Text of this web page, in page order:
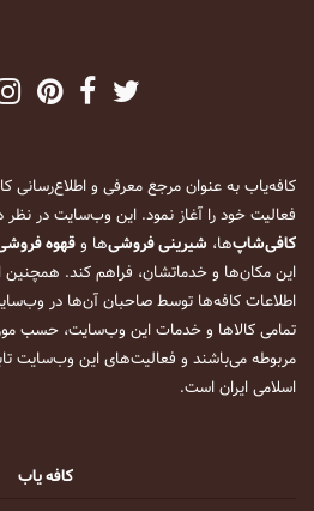
فعالیت خود را آغاز نمود. این وب‌سایت در نظر
کافی‌شاپ‌ها، شیرینی فروشی‌ها وقهوه
این مکان‌ها و خدماتشان، فراهم کند. همچنین
اطلاعات کافه‌ها توسط صاحبان آن‌ها در
تمامی کالاها و خدمات این وب‌سایت، حسب
مربوطه می‌باشند و فعالیت‌های این وب‌سایت
اسلامی ایران است.
کافه یاب